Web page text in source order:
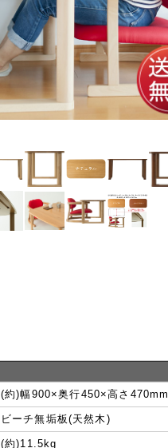
(約)幅900×奥行450×高さ470mm
ビーチ無垢板(天然木)
(約)11.5kg